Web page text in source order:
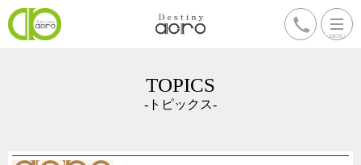
TOPICS
-トピックス-